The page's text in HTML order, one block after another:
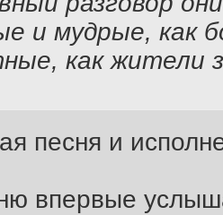
и мудрые, как
как жители
песня и
впервые